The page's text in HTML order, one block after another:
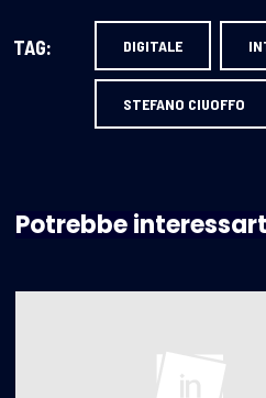
TAG: DIGITALE
STEFANO CIUOFFO
Potrebbe